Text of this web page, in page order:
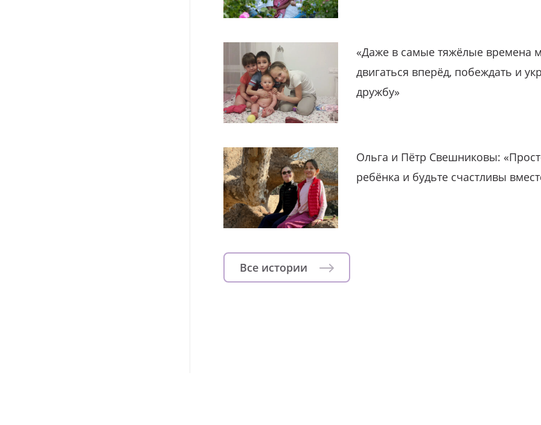
«Даже в самые тяжёлые времена
двигаться вперёд, побеждать и
дружбу»
Ольга и Пётр Свешниковы:
ребёнка и будьте счастливы
Все истории